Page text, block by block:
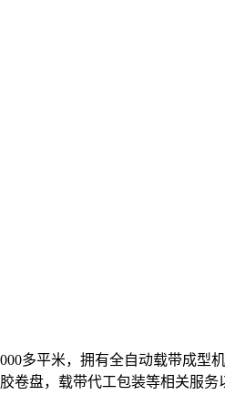
多平米，拥有全自动载带成型
卷盘，载带代工包装等相关服